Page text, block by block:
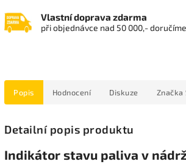
Vlastní doprava zdarma
při objednávce nad 50 000,-
Popis Hodnocení Diskuze Značka
Detailní popis produktu
Indikátor stavu paliva v